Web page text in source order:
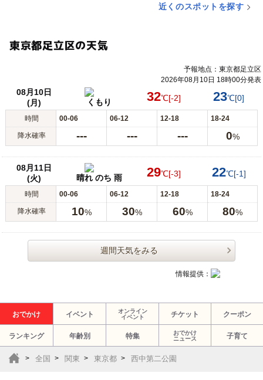
近くのスポットを探す
東京都足立区の天気
予報地点：東京都足立区
2026年08月10日 18時00分発表
08月10日
(月)
くもり 32℃[-2] 23℃[0]
時間 00-06 06-12 12-18 18-24
降水確率 --- --- --- 0%
08月11日
(火)
晴れ のち 雨 29℃[-3] 22℃[-1]
時間 00-06 06-12 12-18 18-24
降水確率 10% 30% 60% 80%
週間天気をみる
情報提供：
おでかけ イベント
オンライン
イベント
チケット クーポン
ランキング 年齢別 特集
おでかけ
ニュース
子育て
全国 関東 東京都 西中第二公園